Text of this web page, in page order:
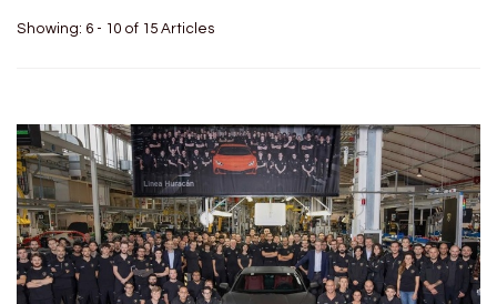
Showing: 6 - 10 of 15 Articles